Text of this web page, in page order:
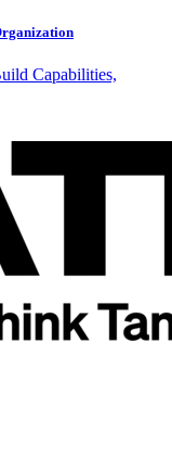
Capabilities,